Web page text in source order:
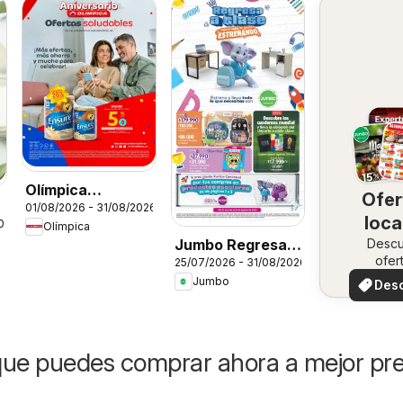
Olímpica
catálogo
01/08/2026 - 31/08/2026
Olímpica
Jumbo Regresa a
clase
25/07/2026 - 31/08/2026
Jumbo
puedes comprar ahora a mejor